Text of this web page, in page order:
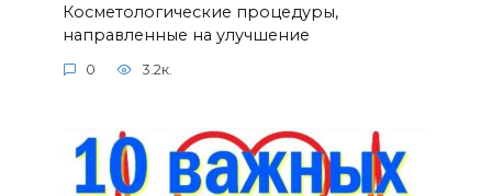
Косметологические процедуры,
направленные на улучшение
0 3.2к.